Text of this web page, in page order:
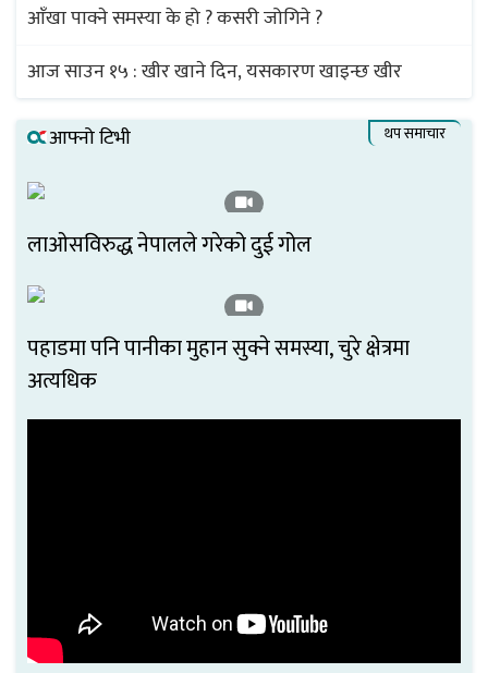
आँखा पाक्ने समस्या के हो ? कसरी जोगिने ?
आज साउन १५ : खीर खाने दिन, यसकारण खाइन्छ खीर
आफ्नो टिभी थप समाचार
लाओसविरुद्ध नेपालले गरेको दुई गोल
पहाडमा पनि पानीका मुहान सुक्ने समस्या, चुरे क्षेत्रमा
अत्यधिक